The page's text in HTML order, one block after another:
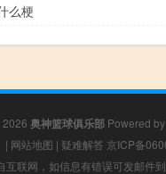
么梗
奥神篮球俱乐部Powered by
| 网站地图 | 疑难解答 京ICP备
互联网，如信息有错误可发邮件